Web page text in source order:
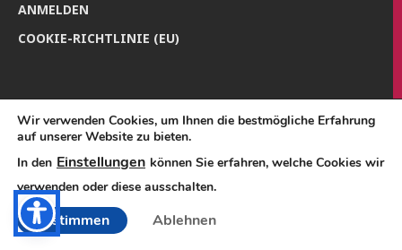
ANMEL­DEN
COO­KIE-RICH­T­­LI­­NIE (EU)
Wir verwenden Cookies, um Ihnen die bestmögliche Erfahrung
auf unserer Website zu bieten.
In den Einstellungen können Sie erfahren, welche Cookies wir
verwenden oder diese ausschalten.
Zustimmen Ablehnen